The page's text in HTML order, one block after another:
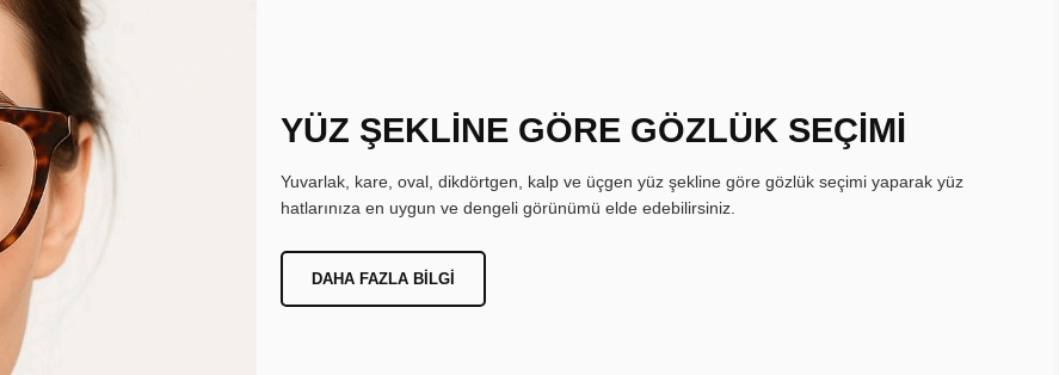
YÜZ ŞEKLİNE GÖRE GÖZLÜK SEÇİMİ
Yuvarlak, kare, oval, dikdörtgen, kalp ve üçgen yüz şekline göre gözlük seçimi yaparak yüz
hatlarınıza en uygun ve dengeli görünümü elde edebilirsiniz.
DAHA FAZLA BILGI